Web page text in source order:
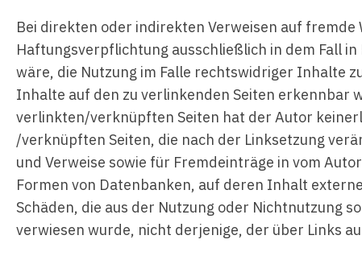
Bei direkten oder indirekten Verweisen auf
Haftungsverpflichtung ausschließlich in dem Fall
wäre, die Nutzung im Falle rechtswidriger Inhalte
Inhalte auf den zu verlinkenden Seiten erkennbar
verlinkten/verknüpften Seiten hat der Autor
/verknüpften Seiten, die nach der Linksetzung
und Verweise sowie für Fremdeinträge in vom
Formen von Datenbanken, auf deren Inhalt
Schäden, die aus der Nutzung oder Nichtnutzung
verwiesen wurde, nicht derjenige, der über Links